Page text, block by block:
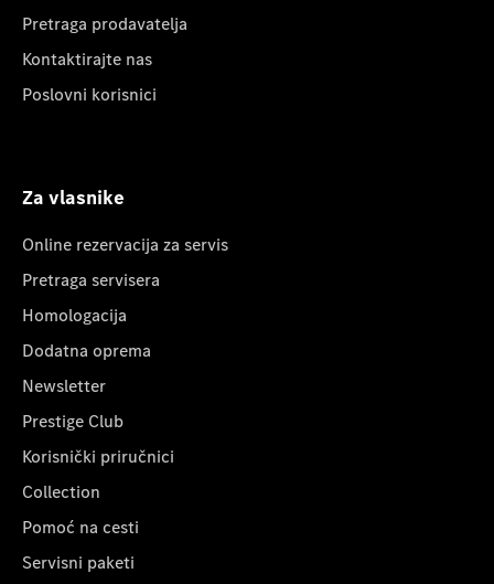
Pretraga prodavatelja
Kontaktirajte nas
Poslovni korisnici
Za vlasnike
Online rezervacija za servis
Pretraga servisera
Homologacija
Dodatna oprema
Newsletter
Prestige Club
Korisnički priručnici
Collection
Pomoć na cesti
Servisni paketi